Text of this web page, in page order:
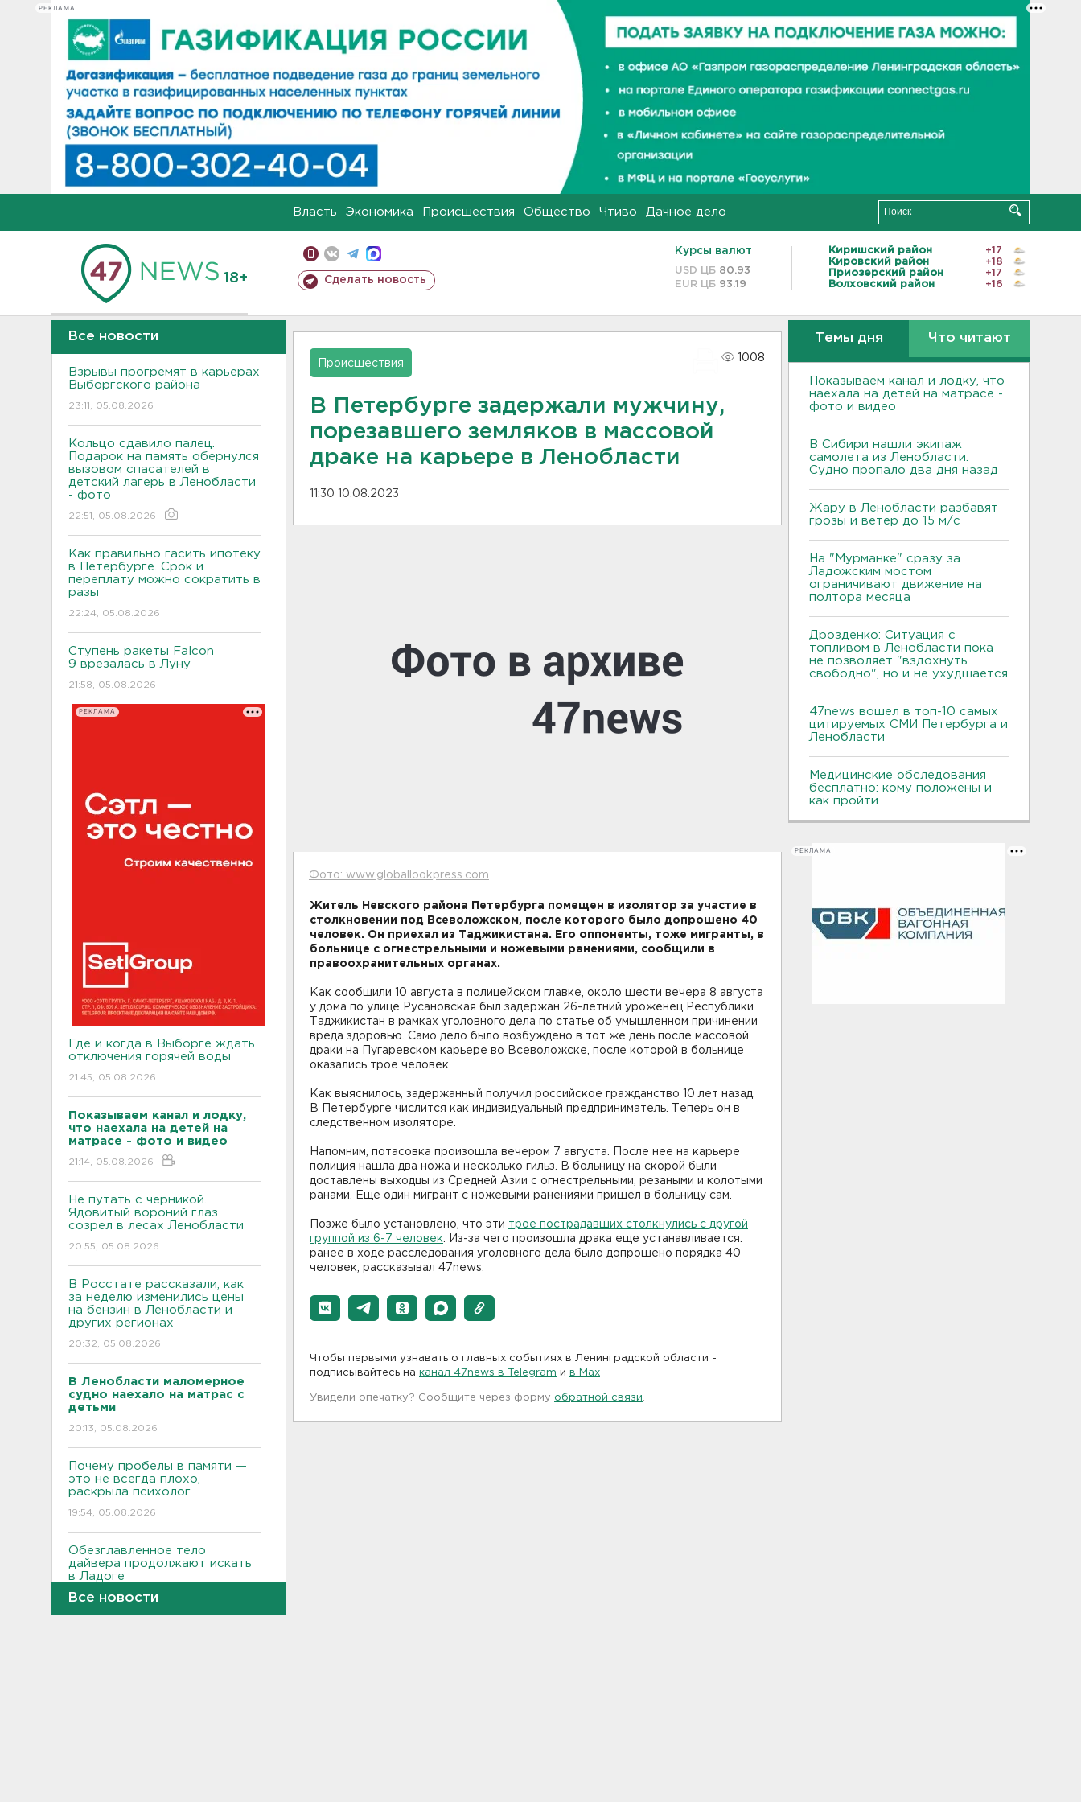
РЕКЛАМА
Власть Экономика Происшествия Общество Чтиво Дачное дело
18+ Сделать новость
Курсы валют
USD ЦБ 80.93
EUR ЦБ 93.19
Киришский район
+17
Кировский район
+18
Приозерский район
+17
Волховский район
+16
Все новости
Взрывы прогремят в карьерах
Выборгского района
23:11, 05.08.2026
Кольцо сдавило палец.
Подарок на память обернулся
вызовом спасателей в
детский лагерь в Ленобласти
- фото
22:51, 05.08.2026
Как правильно гасить ипотеку
в Петербурге. Срок и
переплату можно сократить в
разы
22:24, 05.08.2026
Ступень ракеты Falcon
9 врезалась в Луну
21:58, 05.08.2026
РЕКЛАМА
Где и когда в Выборге ждать
отключения горячей воды
21:45, 05.08.2026
Показываем канал и лодку,
что наехала на детей на
матрасе - фото и видео
21:14, 05.08.2026
Не путать с черникой.
Ядовитый вороний глаз
созрел в лесах Ленобласти
20:55, 05.08.2026
В Росстате рассказали, как
за неделю изменились цены
на бензин в Ленобласти и
других регионах
20:32, 05.08.2026
В Ленобласти маломерное
судно наехало на матрас с
детьми
20:13, 05.08.2026
Почему пробелы в памяти —
это не всегда плохо,
раскрыла психолог
19:54, 05.08.2026
Обезглавленное тело
дайвера продолжают искать
в Ладоге
19:35, 05.08.2026
Все новости
Происшествия
1008
В Петербурге задержали мужчину,
порезавшего земляков в массовой
драке на карьере в Ленобласти
11:30 10.08.2023
Фото: www.globallookpress.com
Житель Невского района Петербурга помещен в изолятор за участие в
столкновении под Всеволожском, после которого было допрошено 40
человек. Он приехал из Таджикистана. Его оппоненты, тоже мигранты, в
больнице с огнестрельными и ножевыми ранениями, сообщили в
правоохранительных органах.
Как сообщили 10 августа в полицейском главке, около шести вечера 8 августа
у дома по улице Русановская был задержан 26-летний уроженец Республики
Таджикистан в рамках уголовного дела по статье об умышленном причинении
вреда здоровью. Само дело было возбуждено в тот же день после массовой
драки на Пугаревском карьере во Всеволожске, после которой в больнице
оказались трое человек.
Как выяснилось, задержанный получил российское гражданство 10 лет назад.
В Петербурге числится как индивидуальный предприниматель. Теперь он в
следственном изоляторе.
Напомним, потасовка произошла вечером 7 августа. После нее на карьере
полиция нашла два ножа и несколько гильз. В больницу на скорой были
доставлены выходцы из Средней Азии с огнестрельными, резаными и колотыми
ранами. Еще один мигрант с ножевыми ранениями пришел в больницу сам.
Позже было установлено, что эти трое пострадавших столкнулись с другой
группой из 6-7 человек . Из-за чего произошла драка еще устанавливается.
ранее в ходе расследования уголовного дела было допрошено порядка 40
человек, рассказывал 47news.
Чтобы первыми узнавать о главных событиях в Ленинградской области -
подписывайтесь на канал 47news в Telegram и в Maх
Увидели опечатку? Сообщите через форму обратной связи
Темы дня Что читают
Показываем канал и лодку, что
наехала на детей на матрасе -
фото и видео
В Сибири нашли экипаж
самолета из Ленобласти.
Судно пропало два дня назад
Жару в Ленобласти разбавят
грозы и ветер до 15 м/с
На "Мурманке" сразу за
Ладожским мостом
ограничивают движение на
полтора месяца
Дрозденко: Ситуация с
топливом в Ленобласти пока
не позволяет "вздохнуть
свободно", но и не ухудшается
47news вошел в топ-10 самых
цитируемых СМИ Петербурга и
Ленобласти
Медицинские обследования
бесплатно: кому положены и
как пройти
РЕКЛАМА